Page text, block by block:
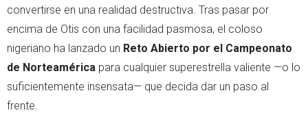
convertirse en una realidad destructiva. Tras pasar por
encima de Otis con una facilidad pasmosa, el coloso
nigeriano ha lanzado un Reto Abierto por el Campeonato
de Norteamérica para cualquier superestrella valiente —o lo
suficientemente insensata— que decida dar un paso al
frente.